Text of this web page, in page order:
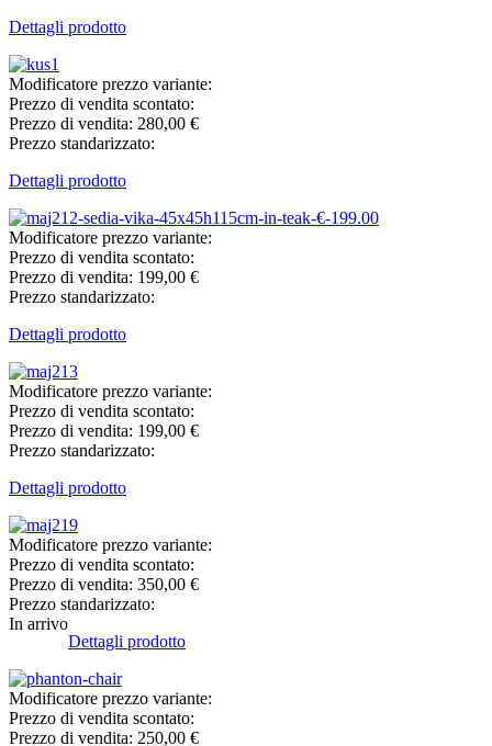
Dettagli prodotto
Modificatore prezzo variante:
Prezzo di vendita scontato:
Prezzo di vendita: 280,00 €
Prezzo standarizzato:
Dettagli prodotto
Modificatore prezzo variante:
Prezzo di vendita scontato:
Prezzo di vendita: 199,00 €
Prezzo standarizzato:
Dettagli prodotto
Modificatore prezzo variante:
Prezzo di vendita scontato:
Prezzo di vendita: 199,00 €
Prezzo standarizzato:
Dettagli prodotto
Modificatore prezzo variante:
Prezzo di vendita scontato:
Prezzo di vendita: 350,00 €
Prezzo standarizzato:
In arrivo
Dettagli prodotto
Modificatore prezzo variante:
Prezzo di vendita scontato:
Prezzo di vendita: 250,00 €